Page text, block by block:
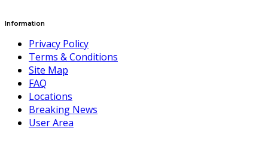
Information
Privacy Policy
Terms & Conditions
Site Map
FAQ
Locations
Breaking News
User Area